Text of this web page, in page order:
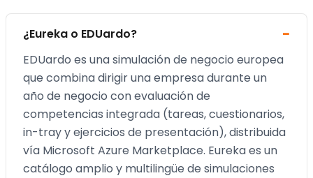
¿Eureka o EDUardo?
EDUardo es una simulación de negocio europea
que combina dirigir una empresa durante un
año de negocio con evaluación de
competencias integrada (tareas, cuestionarios,
in-tray y ejercicios de presentación), distribuida
vía Microsoft Azure Marketplace. Eureka es un
catálogo amplio y multilingüe de simulaciones